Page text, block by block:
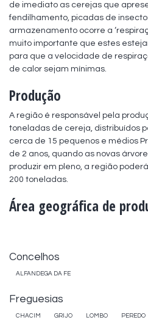
de imediato as cerejas que
fendilhamento, picadas de
armazenamento ocorre a
muito importante que estes
para que a velocidade de
de calor sejam mínimas.
Produção
A região é responsável pela
toneladas de cereja, distribuídos
cerca de 15 pequenos e médios
de 2 anos, quando as novas
produzir em pleno, a região
200 toneladas.
Área geográfica de
Concelhos
ALFANDEGA DA FE
Freguesias
CHACIM GRIJO LOMBO PEREDO